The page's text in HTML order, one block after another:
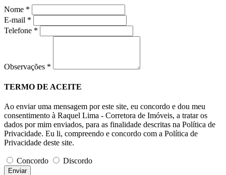
Nome *
E-mail *
Telefone *
Observações *
TERMO DE ACEITE
Ao enviar uma mensagem por este site, eu concordo e dou meu
consentimento à Raquel Lima - Corretora de Imóveis, a tratar os
dados por mim enviados, para as finalidade descritas na Política de
Privacidade. Eu li, compreendo e concordo com a Política de
Privacidade deste site.
Concordo Discordo
Enviar